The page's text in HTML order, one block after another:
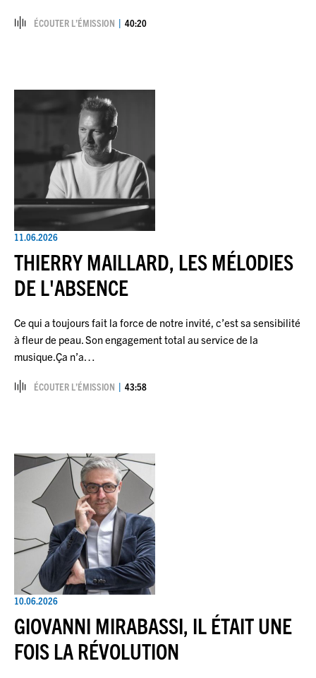
ÉCOUTER L’ÉMISSION 40:20
11.06.2026
THIERRY MAILLARD, LES MÉLODIES
DE L'ABSENCE
Ce qui a toujours fait la force de notre invité, c’est sa sensibilité
à fleur de peau. Son engagement total au service de la
musique.Ça n’a…
ÉCOUTER L’ÉMISSION 43:58
10.06.2026
GIOVANNI MIRABASSI, IL ÉTAIT UNE
FOIS LA RÉVOLUTION